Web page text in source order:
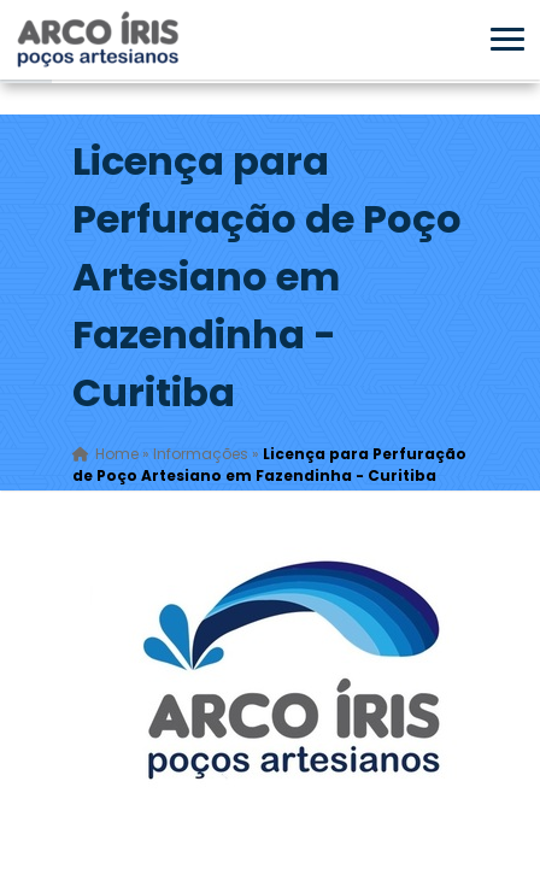
Licença para
Perfuração de Poço
Artesiano em
Fazendinha -
Curitiba
Home» Informações » Licença para Perfuração
de Poço Artesiano em Fazendinha - Curitiba